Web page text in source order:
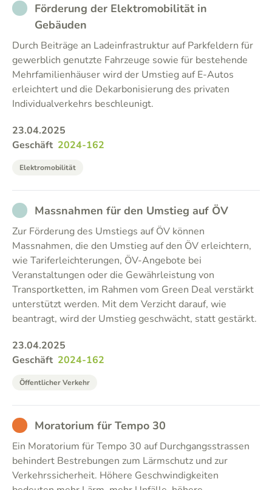
NOT_PARTICIPATED
Förderung der Elektromobilität in
Gebäuden
Durch Beiträge an Ladeinfrastruktur auf Parkfeldern für
gewerblich genutzte Fahrzeuge sowie für bestehende
Mehrfamilienhäuser wird der Umstieg auf E-Autos
erleichtert und die Dekarbonisierung des privaten
Individualverkehrs beschleunigt.
23.04.2025
Geschäft 2024-162
Elektromobilität
NOT_PARTICIPATED
Massnahmen für den Umstieg auf ÖV
Zur Förderung des Umstiegs auf ÖV können
Massnahmen, die den Umstieg auf den ÖV erleichtern,
wie Tariferleichterungen, ÖV-Angebote bei
Veranstaltungen oder die Gewährleistung von
Transportketten, im Rahmen vom Green Deal verstärkt
unterstützt werden. Mit dem Verzicht darauf, wie
beantragt, wird der Umstieg geschwächt, statt gestärkt.
23.04.2025
Geschäft 2024-162
Öffentlicher Verkehr
BAD Moratorium für Tempo 30
Ein Moratorium für Tempo 30 auf Durchgangsstrassen
behindert Bestrebungen zum Lärmschutz und zur
Verkehrssicherheit. Höhere Geschwindigkeiten